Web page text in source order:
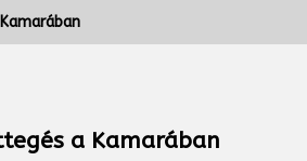
a Kamarában